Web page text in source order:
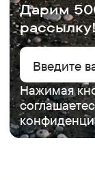
Дарим
Нажимая